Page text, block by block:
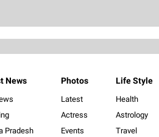
News
Pradesh
Photos
Latest
Actress
Events
Life Style
Health
Astrology
Travel